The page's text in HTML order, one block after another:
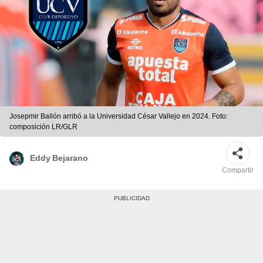
Josepmir Ballón arribó a la Universidad César Vallejo en 2024. Foto:
composición LR/GLR
Eddy Bejarano
Compartir